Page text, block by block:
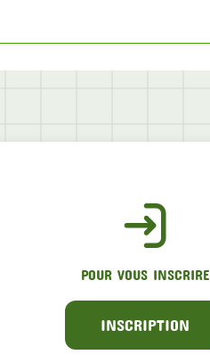
POUR VOUS INSCRIRE
INSCRIPTION